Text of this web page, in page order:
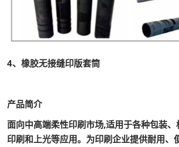
4、橡胶无接缝印版套筒
产品简介
面向中高端柔性印刷市场,适用于各种包装
印刷和上光等应用。为印刷企业提供耐用、